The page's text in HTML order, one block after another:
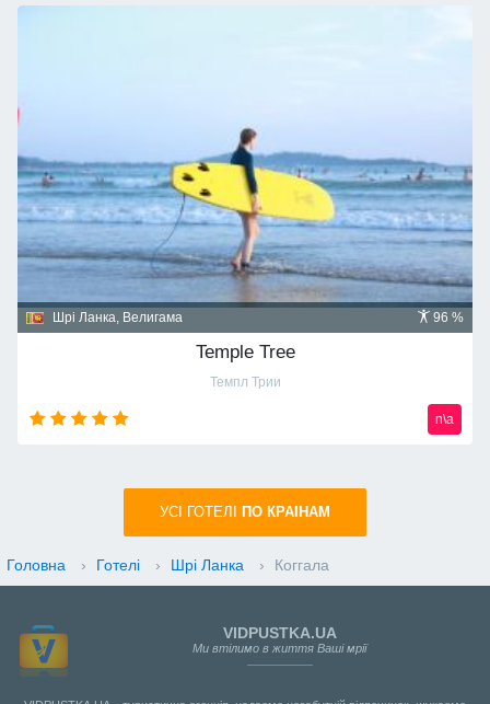
96 %
Шрі Ланка, Велигама
Temple Tree
Темпл Трии
n\a
УСI ГОТЕЛІ ПО КРАIНАМ
Головна › Готелі › Шрі Ланка › Коггала
VIDPUSTKA.UA
Ми втілимо в життя Ваші мрії